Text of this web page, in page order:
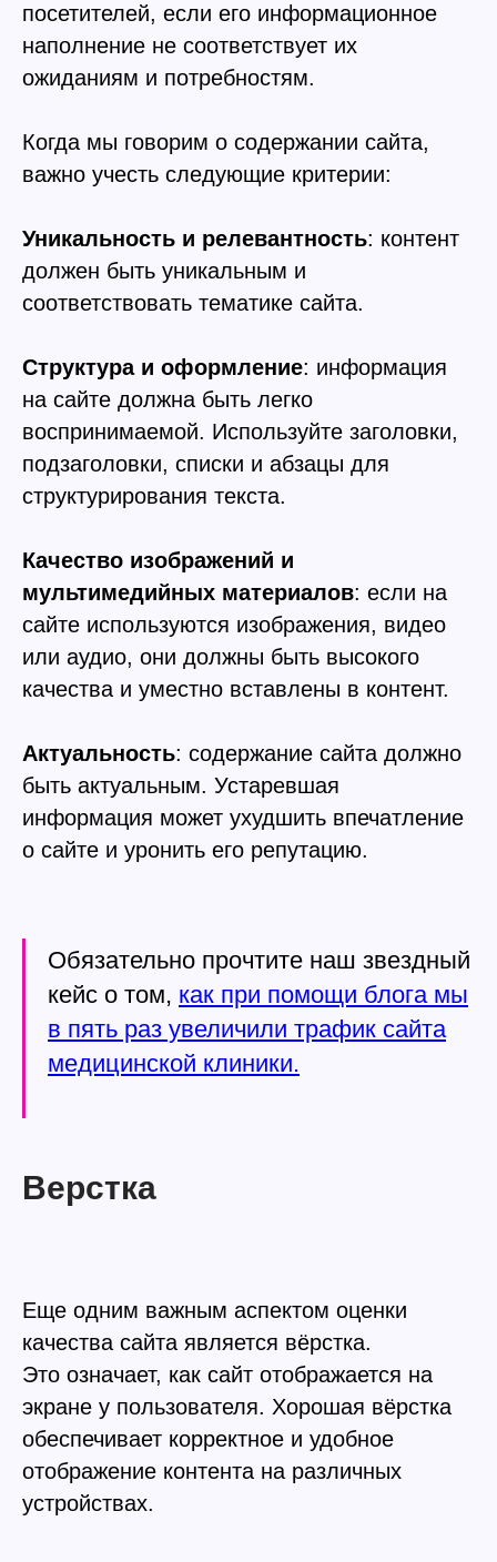
посетителей, если его информационное
наполнение не соответствует их
ожиданиям и потребностям.
Когда мы говорим о содержании сайта,
важно учесть следующие критерии:
Уникальность и релевантность: контент
должен быть уникальным и
соответствовать тематике сайта.
Структура и оформление: информация
на сайте должна быть легко
воспринимаемой. Используйте заголовки,
подзаголовки, списки и абзацы для
структурирования текста.
Качество изображений и
мультимедийных материалов: если на
сайте используются изображения, видео
или аудио, они должны быть высокого
качества и уместно вставлены в контент.
Актуальность: содержание сайта должно
быть актуальным. Устаревшая
информация может ухудшить впечатление
о сайте и уронить его репутацию.
Обязательно прочтите наш звездный
кейс о том, как при помощи блога мы
в пять раз увеличили трафик сайта
медицинской клиники.
Верстка
Еще одним важным аспектом оценки
качества сайта является вёрстка.
Это означает, как сайт отображается на
экране у пользователя. Хорошая вёрстка
обеспечивает корректное и удобное
отображение контента на различных
устройствах.